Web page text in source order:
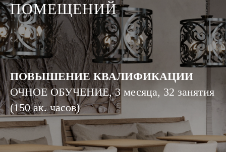
ПОМЕЩЕНИЙ
ПОВЫШЕНИЕ КВАЛИФИКАЦИИ
ОЧНОЕ ОБУЧЕНИЕ, 3 месяца, 32 занятия
(150 ак. часов)